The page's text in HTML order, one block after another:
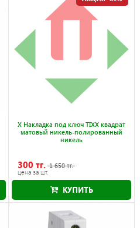
X Накладка под ключ TIXX квадрат
матовый никель-полированный
никель
300 тг. 1 650 тг.
цена за шт.
Акция действует до 31.08.2026
КУПИТЬ